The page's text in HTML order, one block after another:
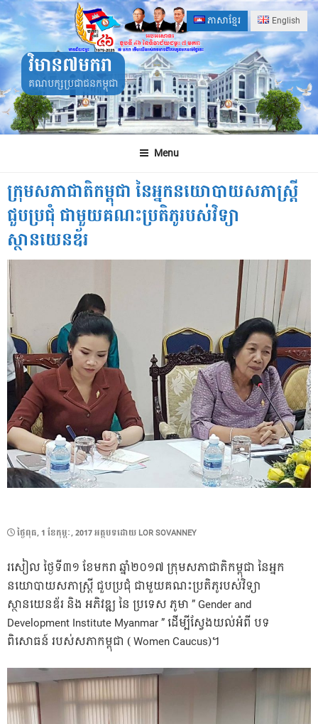
Skip
to
content
ភាសាខ្មែរ English
វិមាន៧មករា
គណបក្សប្រជាជនកម្ពុជា
Menu
ក្រុមសភាជាតិកម្ពុជា នៃអ្នកនយោបាយសភាស្រ្តី
ជួបប្រជុំ ជាមួយគណះប្រតិភូរបស់វិទ្យា
ស្ថានយេនឌ័រ
POSTED
ថ្ងៃ​ពុធ, 1 ខែ​កុម្ភៈ, 2017អត្ថបទដោយ LOR SOVANNEY
រសៀល ថ្ងៃទី៣១ ខែមករា ឆ្នាំ២០១៧ ក្រុមសភាជាតិកម្ពុជា នៃអ្នក
នយោបាយសភាស្រ្តី ជួបប្រជុំ ជាមួយគណះប្រតិភូរបស់វិទ្យា
ស្ថានយេនឌ័រ និង អភិវឌ្ឍ នៃ ប្រទេស ភូមា ” Gender and
Development Institute Myanmar ” ដើម្បីស្វែងយល់អំពី បទ
ពិសោធន៍ របស់សភាកម្ពុជា ( Women Caucus)។